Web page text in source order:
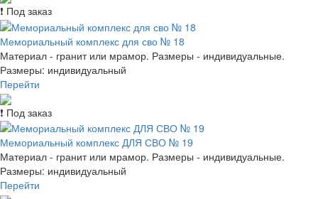
❗ Под заказ
Мемориальный комплекс для сво № 18
Материал - гранит или мрамор. Размеры - индивидуальные.
Размеры: индивидуальный
Перейти
❗ Под заказ
Мемориальный комплекс ДЛЯ СВО № 19
Материал - гранит или мрамор. Размеры - индивидуальные.
Размеры: индивидуальный
Перейти